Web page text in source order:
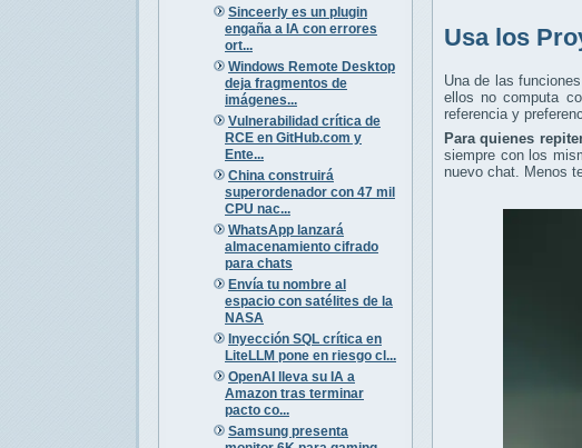
Sinceerly es un plugin
engaña a IA con errores
ort...
Windows Remote Desktop
deja fragmentos de
imágenes...
Vulnerabilidad crítica de
RCE en GitHub.com y
Ente...
China construirá
superordenador con 47 mil
CPU nac...
WhatsApp lanzará
almacenamiento cifrado
para chats
Envía tu nombre al
espacio con satélites de la
NASA
Inyección SQL crítica en
LiteLLM pone en riesgo cl...
OpenAI lleva su IA a
Amazon tras terminar
pacto co...
Samsung presenta
Usa los
Una de las
ellos no computa
referencia y
Para quienes
siempre con los
nuevo chat. Menos